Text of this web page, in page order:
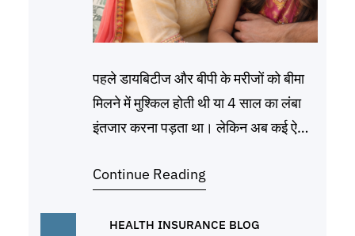
पहले डायबिटीज और बीपी के मरीजों को बीमा
मिलने में मुश्किल होती थी या 4 साल का लंबा
इंतजार करना पड़ता था। लेकिन अब कई ऐसी
इन बीमारियों को कवर करती हैं। टॉप 5 हेल्थ
कंपनी और प्लान मुख्य विशेषता
Continue Reading
HEALTH INSURANCE BLOG